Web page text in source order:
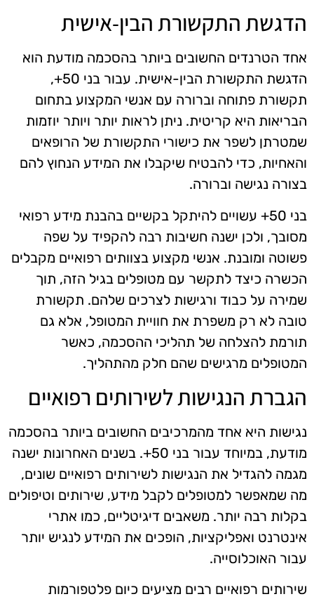
הדגשת התקשורת הבין-אישית
אחד הטרנדים החשובים ביותר בהסכמה מודעת הוא
הדגשת התקשורת הבין-אישית. עבור בני 50+,
תקשורת פתוחה וברורה עם אנשי המקצוע בתחום
הבריאות היא קריטית. ניתן לראות יותר ויותר יוזמות
שמטרתן לשפר את כישורי התקשורת של הרופאים
והאחיות, כדי להבטיח שיקבלו את המידע הנחוץ להם
בצורה נגישה וברורה.
בני 50+ עשויים להיתקל בקשיים בהבנת מידע רפואי
מסובך, ולכן ישנה חשיבות רבה להקפיד על שפה
פשוטה ומובנת. אנשי מקצוע בצוותים רפואיים מקבלים
הכשרה כיצד לתקשר עם מטופלים בגיל הזה, תוך
שמירה על כבוד ורגישות לצרכים שלהם. תקשורת
טובה לא רק משפרת את חוויית המטופל, אלא גם
תורמת להצלחה של תהליכי ההסכמה, כאשר
המטופלים מרגישים שהם חלק מהתהליך.
הגברת הנגישות לשירותים רפואיים
נגישות היא אחד מהמרכיבים החשובים ביותר בהסכמה
מודעת, במיוחד עבור בני 50+. בשנים האחרונות ישנה
מגמה להגדיל את הנגישות לשירותים רפואיים שונים,
מה שמאפשר למטופלים לקבל מידע, שירותים וטיפולים
בקלות רבה יותר. משאבים דיגיטליים, כמו אתרי
אינטרנט ואפליקציות, הופכים את המידע לנגיש יותר
עבור האוכלוסייה.
שירותים רפואיים רבים מציעים כיום פלטפורמות